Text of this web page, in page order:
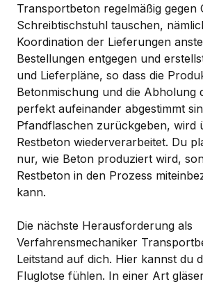
Transportbeton regelmäßig gegen
Schreibtischstuhl tauschen,
Koordination der Lieferungen
Bestellungen entgegen und
und Lieferpläne, so dass die
Betonmischung und die Abholung
perfekt aufeinander abgestimmt
Pfandflaschen zurückgeben, wird
Restbeton wiederverarbeitet. Du
nur, wie Beton produziert wird,
Restbeton in den Prozess
kann.
Die nächste Herausforderung als
Verfahrensmechaniker
Leitstand auf dich. Hier kannst du
Fluglotse fühlen. In einer Art